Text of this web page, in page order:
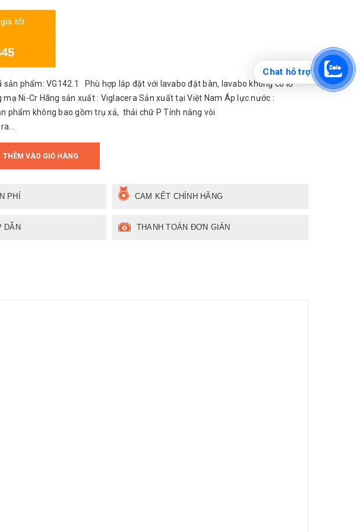
tốt
phẩm: VG142.1 Phù hợp lắp đặt với lavabo đặt bàn, lavabo không có lỗ
Ni-Cr Hãng sản xuất : Viglacera Sản xuất tại Việt Nam Áp lực nước :
phẩm không bao gồm trụ xả, thải chữ P Tính năng vòi
THÊM VÀO GIỎ HÀNG
PHÍ CAM KẾT CHÍNH HÃNG
DẪN THANH TOÁN ĐƠN GIẢN
Chat hỗ trợ